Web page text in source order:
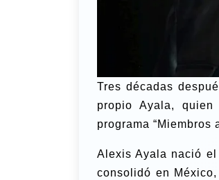
Tres décadas
propio Ayala,
programa “Miembros
Alexis Ayala nació
consolidó en